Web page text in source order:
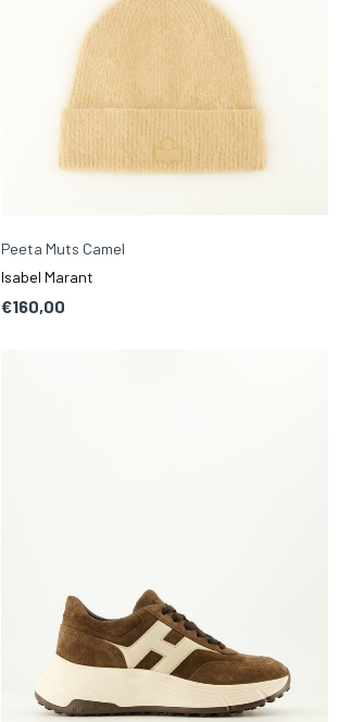
Peeta Muts Camel
Isabel Marant
€160,00